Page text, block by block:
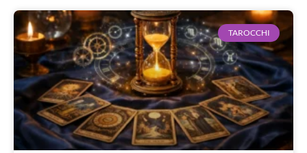
TAROCCHI